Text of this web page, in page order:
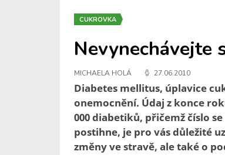
CUKROVKA
Nevynechávejte
MICHAELA HOLÁ 27.06.2010
Diabetes mellitus, úplavice
onemocnění. Údaj z konce
000 diabetiků, přičemž číslo
postihne, je pro vás důležité
změny ve stravě, ale také o